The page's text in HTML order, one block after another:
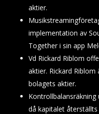
aktier.
implementation av
Together i sin app
Vd Rickard Riblom
aktier. Rickard
bolagets aktier.
då kapitalet